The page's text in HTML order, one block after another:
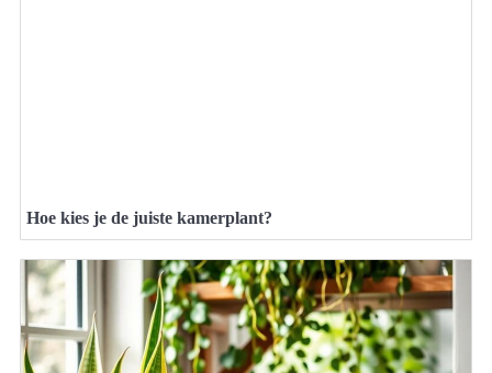
Hoe kies je de juiste kamerplant?